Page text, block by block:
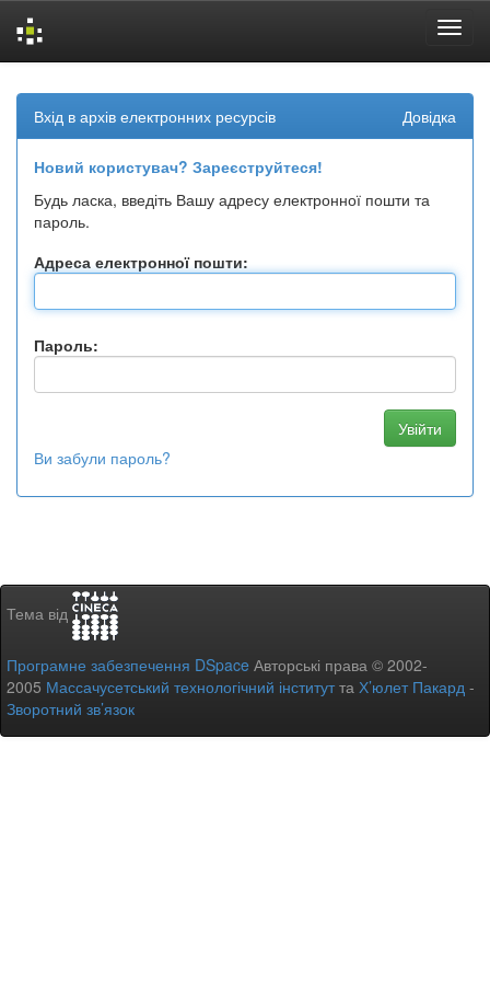
navigation
Вхід в архів електронних ресурсів Довідка
Новий користувач? Зареєструйтеся!
Будь ласка, введіть Вашу адресу електронної пошти та
пароль.
Адреса електронної пошти:
Пароль:
Ви забули пароль?
Тема від
Програмне забезпечення DSpace Авторські права © 2002-
2005 Массачусетський технологічний інститутта Х’юлет Пакард -
Зворотний зв’язок